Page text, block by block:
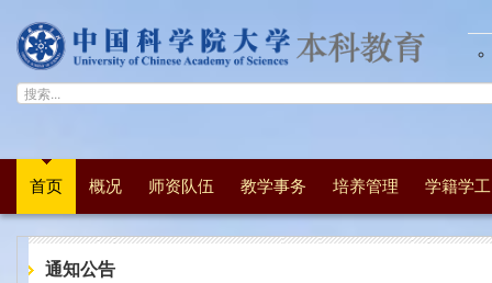
首页 概况 师资队伍 教学事务 培养管理 学籍学工
通知公告